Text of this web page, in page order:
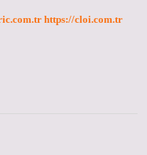
https://cloi.com.tr